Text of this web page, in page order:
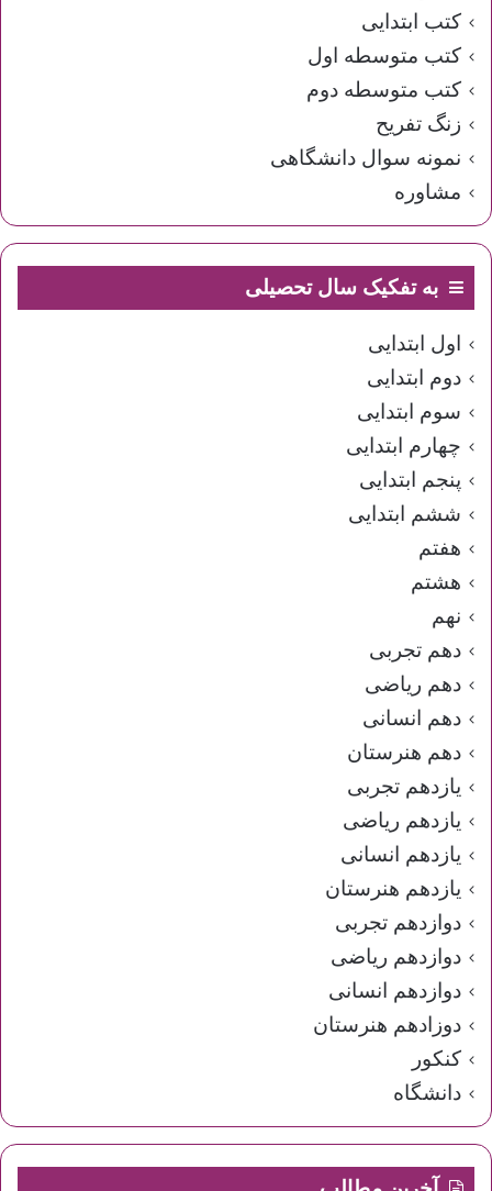
کتب ابتدایی
کتب متوسطه اول
کتب متوسطه دوم
زنگ تفریح
نمونه سوال دانشگاهی
مشاوره
به تفکیک سال تحصیلی
اول ابتدایی
دوم ابتدایی
سوم ابتدایی
چهارم ابتدایی
پنجم ابتدایی
ششم ابتدایی
هفتم
هشتم
نهم
دهم تجربی
دهم ریاضی
دهم انسانی
دهم هنرستان
یازدهم تجربی
یازدهم ریاضی
یازدهم انسانی
یازدهم هنرستان
دوازدهم تجربی
دوازدهم ریاضی
دوازدهم انسانی
دوزادهم هنرستان
کنکور
دانشگاه